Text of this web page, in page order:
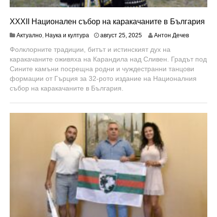
XXXII Национален събор на каракачаните в България
Актуално, Наука и култура август 25, 2025а
г
у
с
т
2
5
Антон Дечев
Фолклорните традиции, битът и истинският дух на
каракачаните оживяха на Карандила над Сливен. Градът под
Сините камъни посрещна родни и чуждестранни танцови
формации от Гърция за 32-рото издание на Националния
събор на каракачаните в България.